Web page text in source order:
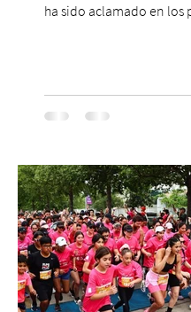
ha sido aclamado en los
escenario del Teatro
protagonizar una velada
Las Cuatro Estaciones de
Las Cuatro Estaciones
Piazzolla. Déja